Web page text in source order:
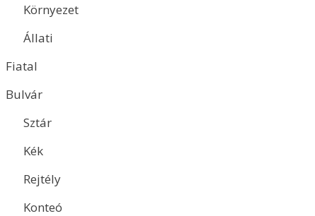
Környezet
Állati
Fiatal
Bulvár
Sztár
Kék
Rejtély
Konteó